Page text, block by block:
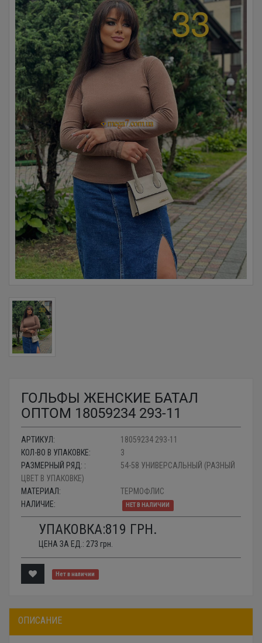
ГОЛЬФЫ ЖЕНСКИЕ БАТАЛ
ОПТОМ 18059234 293-11
АРТИКУЛ:
18059234 293-11
КОЛ-ВО В УПАКОВКЕ:
3
РАЗМЕРНЫЙ РЯД: :
54-58 УНИВЕРСАЛЬНЫЙ (РАЗНЫЙ
ЦВЕТ В УПАКОВКЕ)
МАТЕРИАЛ:
ТЕРМОФЛИС
НАЛИЧИЕ:
НЕТ В НАЛИЧИИ
УПАКОВКА:819 ГРН.
ЦЕНА ЗА ЕД.: 273 грн.
Нет в наличии
ОПИСАНИЕ